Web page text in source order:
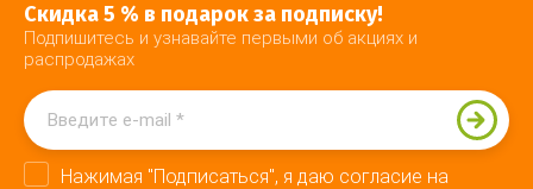
Скидка 5 % в подарок за подписку!
Подпишитесь и узнавайте первыми об акциях и
распродажах
Нажимая "Подписаться", я даю согласие на